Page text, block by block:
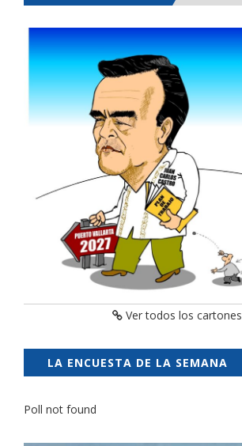
Ver todos los cartones
LA ENCUESTA DE LA SEMANA
Poll not found